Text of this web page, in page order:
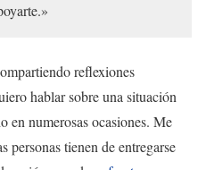
reflexiones
hablar sobre una situación
en numerosas ocasiones. Me
personas tienen de entregarse